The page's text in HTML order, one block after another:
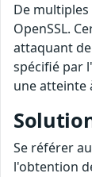
De
OpenSSL.
attaquant
spécifié par
une atteinte
Se référer
l'obtention